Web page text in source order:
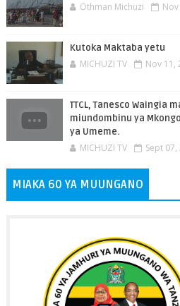
Othman Michuzi Nov
Kutoka Maktaba yetu
MICHUZI TV Nov 11,
TTCL, Tanesco Waingia
miundombinu ya
ya Umeme.
MICHUZI TV Sept 07,
MIAKA 60 YA MUUNGANO